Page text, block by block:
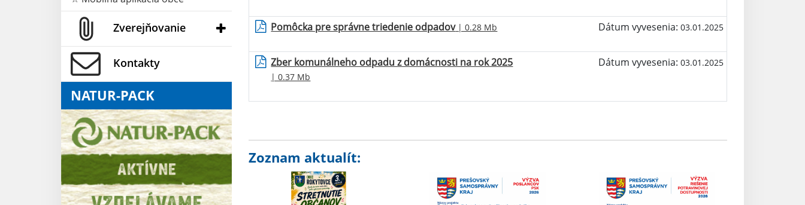
Zverejňovanie
Kontakty
NATUR-PACK
Pomôcka pre správne triedenie odpadov| 0.28 Mb Dátum vyvesenia: 03.01.2025
Zber komunálneho odpadu z domácnosti na rok 2025
| 0.37 Mb
Dátum vyvesenia: 03.01.2025
Zoznam aktualít: